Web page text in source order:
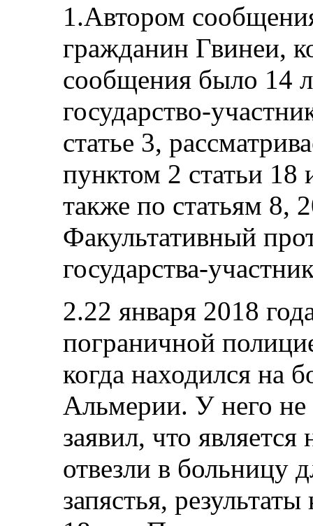
1.Автором
гражданин Гвинеи,
сообщения было 14
государство-
статье 3,
пунктом 2 статьи 18
также по статьям 8,
Факультативный
государства-
2.22 января 2018
пограничной
когда находился на
Альмерии. У него
заявил, что
отвезли в больницу
запястья,